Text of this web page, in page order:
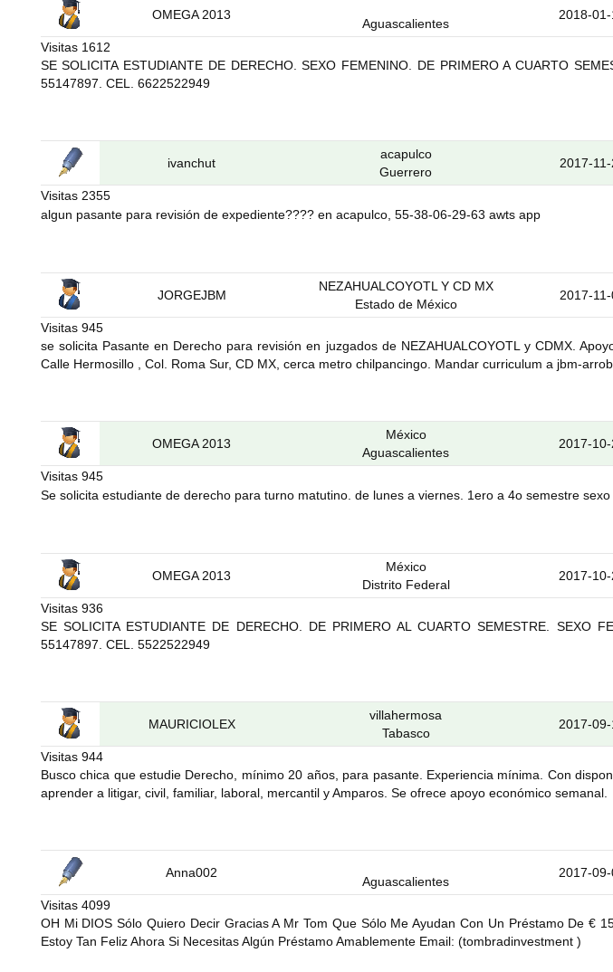
OMEGA 2013
Aguascalientes
2018-
Visitas 1612
SE SOLICITA ESTUDIANTE DE DERECHO. SEXO FEMENINO. DE PRIMERO A CUARTO
55147897. CEL. 6622522949
ivanchut
acapulco
Guerrero
2017-
Visitas 2355
algun pasante para revisión de expediente???? en acapulco, 55-38-06-29-63 awts app
JORGEJBM
NEZAHUALCOYOTL Y CD MX
Estado de México
2017-
Visitas 945
se solicita Pasante en Derecho para revisión en juzgados de NEZAHUALCOYOTL y CDMX.
Calle Hermosillo , Col. Roma Sur, CD MX, cerca metro chilpancingo. Mandar curriculum a jbm-
OMEGA 2013
México
Aguascalientes
2017-
Visitas 945
Se solicita estudiante de derecho para turno matutino. de lunes a viernes. 1ero a 4o semestre
OMEGA 2013
México
Distrito Federal
2017-
Visitas 936
SE SOLICITA ESTUDIANTE DE DERECHO. DE PRIMERO AL CUARTO SEMESTRE. SEXO
55147897. CEL. 5522522949
MAURICIOLEX
villahermosa
Tabasco
2017-
Visitas 944
Busco chica que estudie Derecho, mínimo 20 años, para pasante. Experiencia mínima. Con
aprender a litigar, civil, familiar, laboral, mercantil y Amparos. Se ofrece apoyo económico semanal.
Anna002
Aguascalientes
2017-
Visitas 4099
OH Mi DIOS Sólo Quiero Decir Gracias A Mr Tom Que Sólo Me Ayudan Con Un Préstamo De €
Estoy Tan Feliz Ahora Si Necesitas Algún Préstamo Amablemente Email: (tombradinvestment )